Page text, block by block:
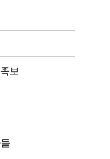
보